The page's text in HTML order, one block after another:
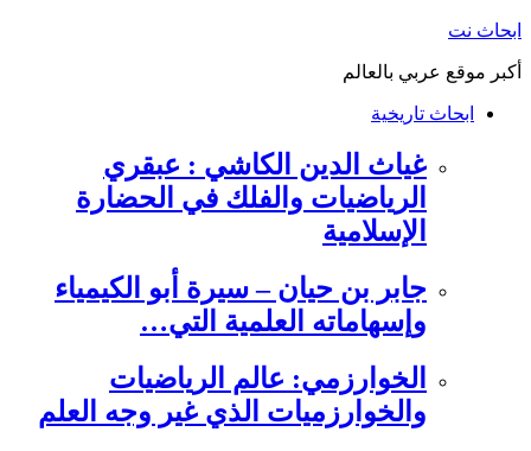
التجاوز
المحتوى
ابحاث نت
أكبر موقع عربي بالعالم
ابحاث تاريخية
غياث الدين الكاشي : عبقري
الرياضيات والفلك في الحضارة
الإسلامية
جابر بن حيان – سيرة أبو الكيمياء
وإسهاماته العلمية التي…
الخوارزمي: عالم الرياضيات
والخوارزميات الذي غير وجه العلم